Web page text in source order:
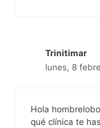
Trinitimar
lunes, 8
Hola
qué clínica te